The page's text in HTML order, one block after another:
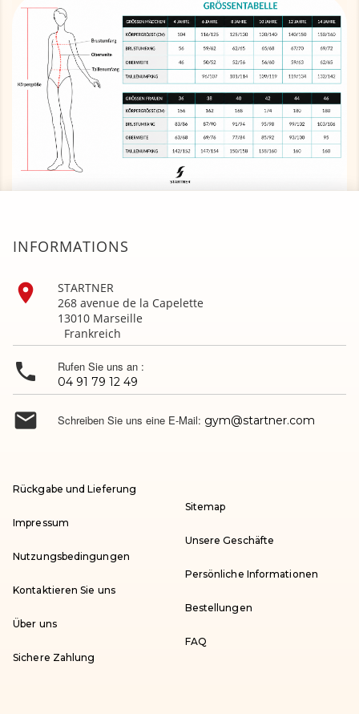
INFORMATIONS

STARTNER
268 avenue de la Capelette
13010 Marseille
Frankreich
 Rufen Sie uns an :
04 91 79 12 49
 Schreiben Sie uns eine E-Mail: gym@startner.com
Rückgabe und Lieferung
Impressum
Nutzungsbedingungen
Kontaktieren Sie uns
Über uns
Sichere Zahlung
Sitemap
Unsere Geschäfte
Persönliche Informationen
Bestellungen
FAQ